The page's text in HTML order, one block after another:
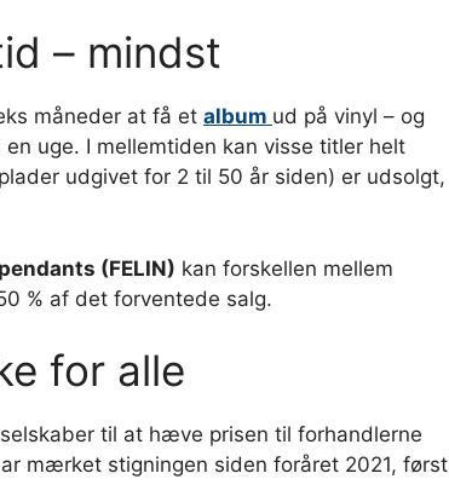
– mindst
måneder at få et album ud på vinyl – og
uge. I mellemtiden kan visse titler helt
udgivet for 2 til 50 år siden) er udsolgt,
(FELIN) kan forskellen mellem
% af det forventede salg.
for alle
til at hæve prisen til forhandlerne
mærket stigningen siden foråret 2021, først